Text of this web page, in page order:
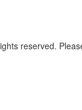
reserved.